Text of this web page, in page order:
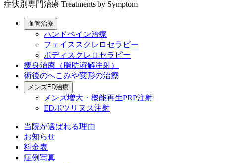
症状別専門治療 Treatments by Symptom
血管治療
ハンドベイン治療
フェイススクレロセラピー
ボディスクレロセラピー
痩身治療（脂肪溶解注射）
術後のへこみや変形の治療
メンズED治療
メンズ増大・機能再生PRP注射
EDボツリヌス注射
当院が選ばれる理由
お知らせ
料金表
症例写真